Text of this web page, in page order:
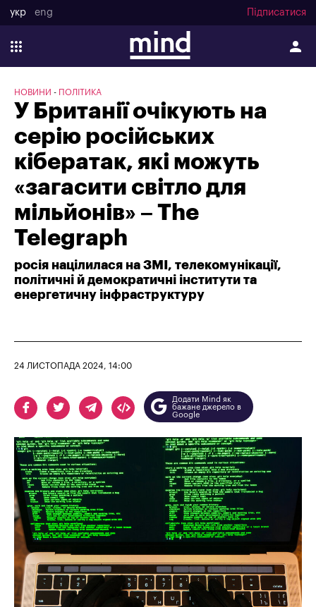
укр eng Підписатися
НОВИНИ ПОЛІТИКА
У Британії очікують на
серію російських
кібератак, які можуть
«загасити світло для
мільйонів» – The
Telegraph
росія націлилася на ЗМІ, телекомунікації,
політичні й демократичні інститути та
енергетичну інфраструктуру
24 ЛИСТОПАДА 2024, 14:00
Додати Mind як
бажане джерело в
Google